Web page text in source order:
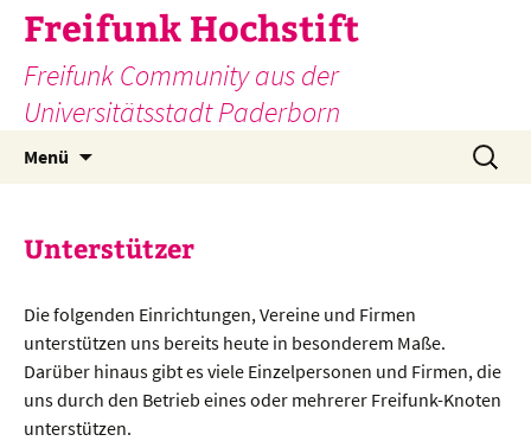
Zum
Inhalt
springen
Freifunk Hochstift
Freifunk Community aus der
Universitätsstadt Paderborn
Menü
Suchen
nach:
Unterstützer
Die folgenden Einrichtungen, Vereine und Firmen
unterstützen uns bereits heute in besonderem Maße.
Darüber hinaus gibt es viele Einzelpersonen und Firmen, die
uns durch den Betrieb eines oder mehrerer Freifunk-Knoten
unterstützen.